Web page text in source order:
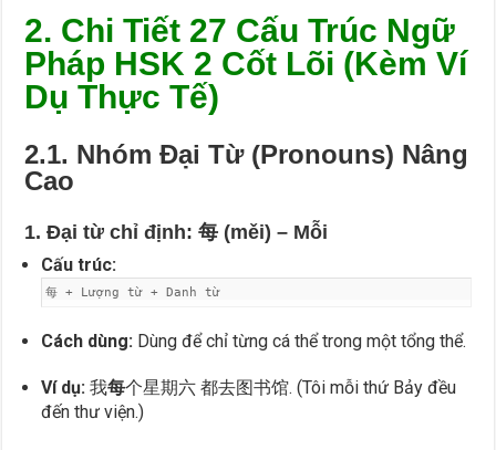
2. Chi Tiết 27 Cấu Trúc Ngữ
Pháp HSK 2 Cốt Lõi (Kèm Ví
Dụ Thực Tế)
2.1. Nhóm Đại Từ (Pronouns) Nâng
Cao
1. Đại từ chỉ định: 每 (měi) – Mỗi
Cấu trúc:
每 + Lượng từ + Danh từ
Cách dùng: Dùng để chỉ từng cá thể trong một tổng thể.
Ví dụ: 我每个星期六 都去图书馆. (Tôi mỗi thứ Bảy đều
đến thư viện.)